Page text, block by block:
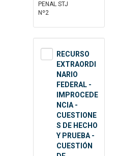
PENAL STJ
Nº2
RECURSO
EXTRAORDI
NARIO
FEDERAL -
IMPROCEDE
NCIA -
CUESTIONE
S DE HECHO
Y PRUEBA -
CUESTIÓN